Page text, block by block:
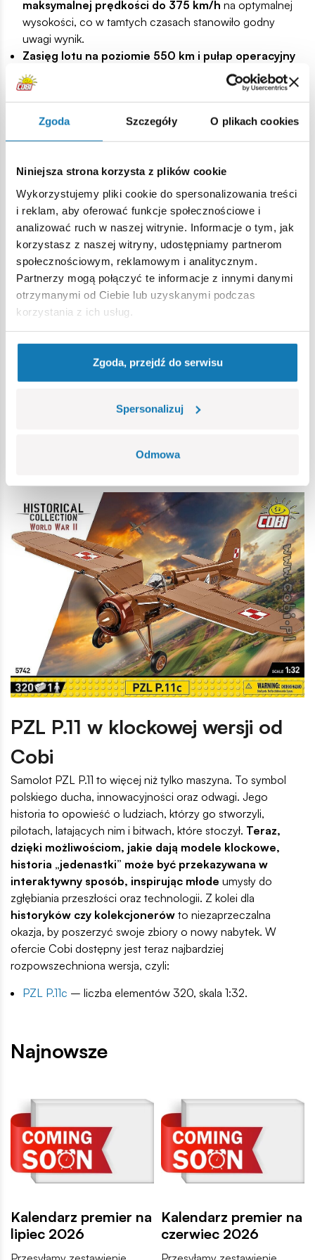
Zgoda Szczegóły O plikach cookies
Niniejsza strona korzysta z plików cookie
Wykorzystujemy pliki cookie do spersonalizowania treści
i reklam, aby oferować funkcje społecznościowe i
analizować ruch w naszej witrynie. Informacje o tym, jak
korzystasz z naszej witryny, udostępniamy partnerom
społecznościowym, reklamowym i analitycznym.
Partnerzy mogą połączyć te informacje z innymi danymi
otrzymanymi od Ciebie lub uzyskanymi podczas
korzystania z ich usług.
Zgoda, przejdź do serwisu
Spersonalizuj
Odmowa
maksymalnej prędkości do 375 km/h na optymalnej
wysokości, co w tamtych czasach stanowiło godny
uwagi wynik.
Zasięg lotu na poziomie 550 km i pułap operacyjny
sięgający 8500 metrów
umożliwiały prowadzenie
długotrwałych operacji powietrznych z dala od bazy.
Konstrukcja skrzydeł, zaprojektowana przez
Puławskiego
, nie tylko nadawała P.11 charakterystyczny
wygląd, ale równieżzapewniała wyjątkową
powietrznym pojedynku.
Ewolucja i modele
Ewolucja samolotu PZL P.11 była odpowiedzią na
zmieniające się warunki i wymagania taktyczne.
Od wersji
P.11a, przez P.11c, aż po P.11f , każda kolejna odsłona wnosiła
istotne usprawnienia i udoskonalenia.
Różnice między
modelami dotyczyły głównie mocy silnika, uzbrojenia,
a także detali konstrukcyjnych
mających na celu
poprawę osiągów czy zwiększenie trwałości maszyny. P.11c,
mocniejszy silnik i dodatkowe uzbrojenie, co znacznie
podniosło jej wartość bojową. Model P.11f, choć stanowił
technologicznych, nie wszedł do szerokiej produkcji z
, podkreślając innowacyjność polskich
PZL P.11 w klockowej wersji od
Cobi
Samolot PZL P.11 to więcej niż tylko maszyna. To symbol
polskiego ducha, innowacyjności oraz odwagi. Jego
historia to opowieść o ludziach, którzy go stworzyli,
pilotach, latających nim i bitwach, które stoczył. Teraz,
dzięki możliwościom, jakie dają modele klockowe,
historia „jedenastki” może być przekazywana w
interaktywny sposób, inspirując młode umysły do
zgłębiania przeszłości oraz technologii. Z kolei dla
historyków czy kolekcjonerów to niezaprzeczalna
okazja, by poszerzyć swoje zbiory o nowy nabytek. W
ofercie Cobi dostępny jest teraz najbardziej
rozpowszechniona wersja, czyli:
PZL P.11c – liczba elementów 320, skala 1:32.
Najnowsze
Kalendarz premier na
lipiec 2026
Kalendarz premier na
czerwiec 2026